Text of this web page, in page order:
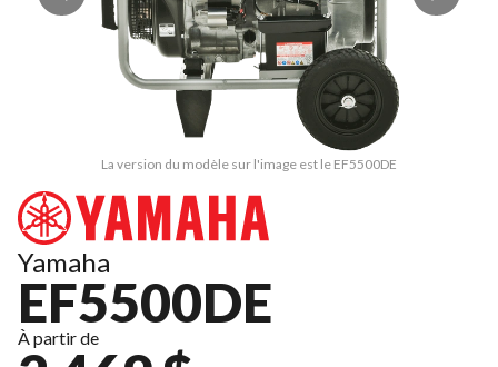
La version du modèle sur l'image est le EF5500DE
Yamaha
EF5500DE
À partir de